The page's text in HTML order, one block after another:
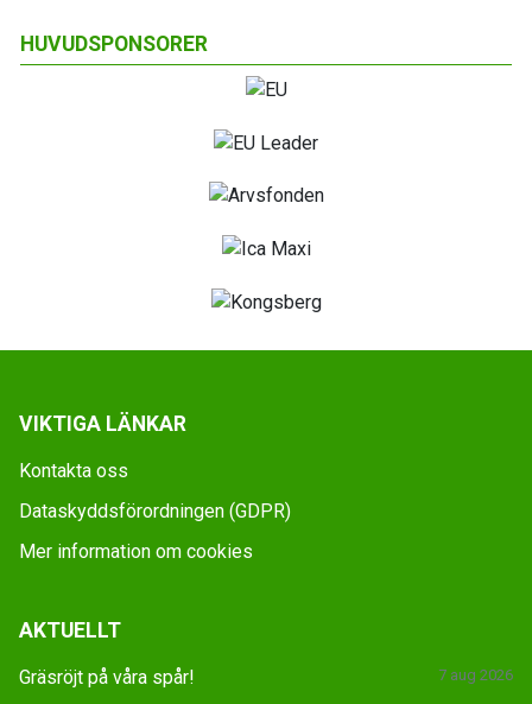
HUVUDSPONSORER
VIKTIGA LÄNKAR
Kontakta oss
Dataskyddsförordningen (GDPR)
Mer information om cookies
AKTUELLT
Gräsröjt på våra spår! 7 aug 2026